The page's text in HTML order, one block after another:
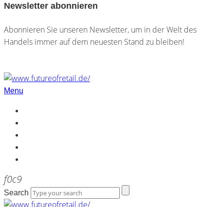
Newsletter abonnieren
Abonnieren Sie unseren Newsletter, um in der Welt des
Handels immer auf dem neuesten Stand zu bleiben!
Menu
Search